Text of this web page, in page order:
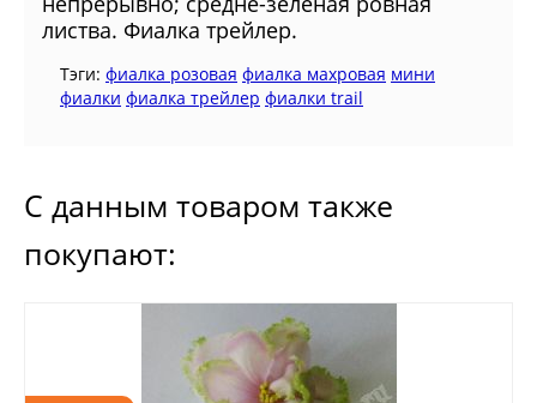
листва. Фиалка трейлер.
Тэги: фиалка розовая фиалка махровая мини
фиалки фиалка трейлер фиалки trail
С данным товаром также
покупают: